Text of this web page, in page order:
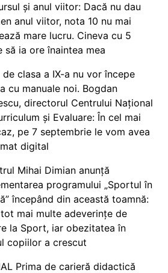
și anul viitor: Dacă nu dau
anul viitor, nota 10 nu mai
mare lucru. Cineva cu 5
să ia ore înaintea mea
de clasa a IX-a nu vor începe
cu manuale noi. Bogdan
directorul Centrului Național
și Evaluare: În cel mai
pe 7 septembrie le vom avea
digital
Mihai Dimian anunță
programului „Sportul în
începând din această toamnă:
mai multe adeverințe de
la Sport, iar obezitatea în
copiilor a crescut
Prima de carieră didactică